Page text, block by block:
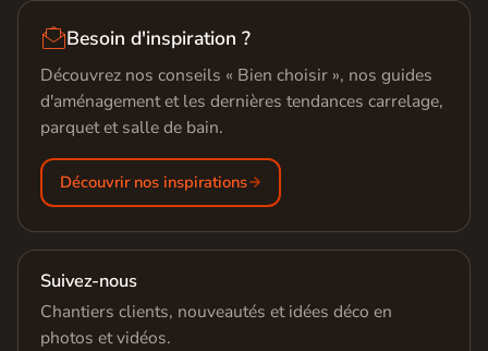
Besoin d'inspiration ?
Découvrez nos conseils « Bien choisir », nos guides
d'aménagement et les dernières tendances carrelage,
parquet et salle de bain.
Découvrir nos inspirations
Suivez-nous
Chantiers clients, nouveautés et idées déco en
photos et vidéos.